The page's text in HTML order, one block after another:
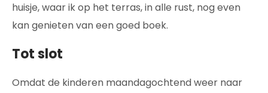
huisje, waar ik op het terras, in alle rust, nog even
kan genieten van een goed boek.
Tot slot
Omdat de kinderen maandagochtend weer naar